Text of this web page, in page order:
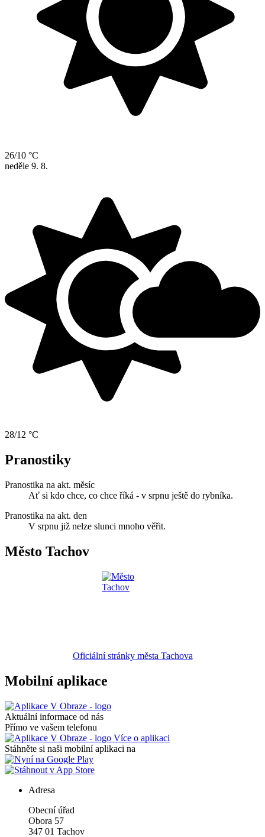
26/10 °C
neděle 9. 8.
28/12 °C
Pranostiky
Pranostika na akt. měsíc
Ať si kdo chce, co chce říká - v srpnu ještě do rybníka.
Pranostika na akt. den
V srpnu již nelze slunci mnoho věřit.
Město Tachov
Oficiální stránky města Tachova
Mobilní aplikace
Aktuální informace od nás
Přímo ve vašem telefonu
Více o aplikaci
Stáhněte si naši mobilní aplikaci na
Adresa
Obecní úřad
Obora 57
347 01 Tachov